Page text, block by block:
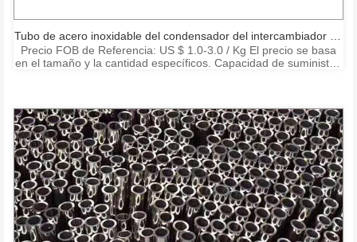
Tubo de acero inoxidable del condensador del intercambiador de
calor
Precio FOB de Referencia: US $ 1.0-3.0 / Kg El precio se basa
en el tamaño y la cantidad específicos. Capacidad de suministro: